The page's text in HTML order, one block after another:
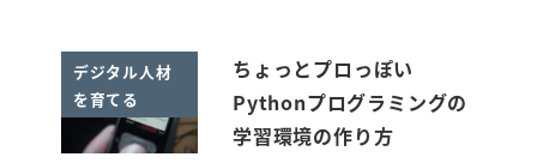
デジタル人材
を育てる
ちょっとプロっぽい
Pythonプログラミングの
学習環境の作り方